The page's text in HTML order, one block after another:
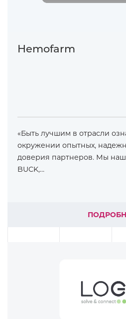
Hemofarm
«Быть лучшим в отрасли
окружении опытных,
доверия партнеров. Мы
BUCK,…